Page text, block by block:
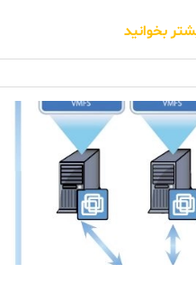
میزان ثابت نگهداشتن رشد داده ها
مورد نیاز عملکرد را نیز همزمان
بخوانید